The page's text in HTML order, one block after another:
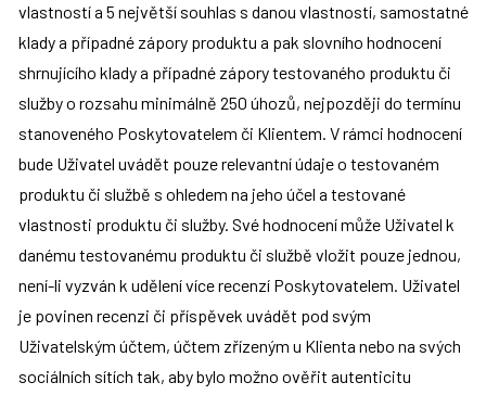
vlastností a 5 největší souhlas s danou vlastností, samostatné
klady a případné zápory produktu a pak slovního hodnocení
shrnujícího klady a případné zápory testovaného produktu či
služby o rozsahu minimálně 250 úhozů, nejpozději do termínu
stanoveného Poskytovatelem či Klientem. V rámci hodnocení
bude Uživatel uvádět pouze relevantní údaje o testovaném
produktu či službě s ohledem na jeho účel a testované
vlastnosti produktu či služby. Své hodnocení může Uživatel k
danému testovanému produktu či službě vložit pouze jednou,
není-li vyzván k udělení více recenzí Poskytovatelem. Uživatel
je povinen recenzi či příspěvek uvádět pod svým
Uživatelským účtem, účtem zřízeným u Klienta nebo na svých
sociálních sítích tak, aby bylo možno ověřit autenticitu